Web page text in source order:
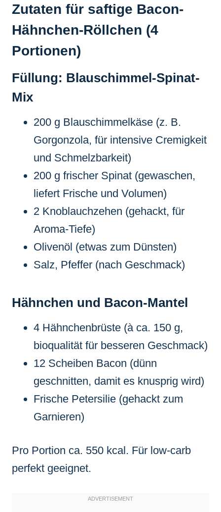
Zutaten für saftige Bacon-
Hähnchen-Röllchen (4
Portionen)
Füllung: Blauschimmel-Spinat-
Mix
200 g Blauschimmelkäse (z. B.
Gorgonzola, für intensive Cremigkeit
und Schmelzbarkeit)
200 g frischer Spinat (gewaschen,
liefert Frische und Volumen)
2 Knoblauchzehen (gehackt, für
Aroma-Tiefe)
Olivenöl (etwas zum Dünsten)
Salz, Pfeffer (nach Geschmack)
Hähnchen und Bacon-Mantel
4 Hähnchenbrüste (à ca. 150 g,
bioqualität für besseren Geschmack)
12 Scheiben Bacon (dünn
geschnitten, damit es knusprig wird)
Frische Petersilie (gehackt zum
Garnieren)
Pro Portion ca. 550 kcal. Für low-carb
perfekt geeignet.